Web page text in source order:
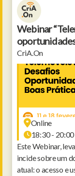
Webinar
CriA.On
Online
18:30 - 20:00
Este Webinar,
incide sobre um
atual: o acesso e